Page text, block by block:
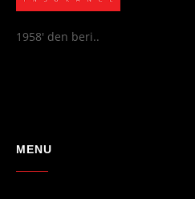
1958' den beri..
MENU